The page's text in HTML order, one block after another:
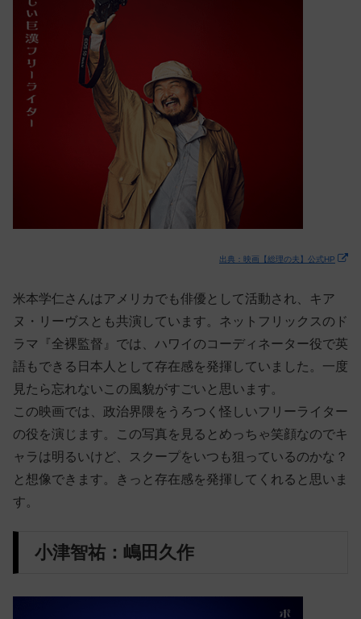
出典：映画【総理の夫】公式HP
米本学仁さんはアメリカでも俳優として活動され、キア
ヌ・リーヴスとも共演しています。ネットフリックスのド
ラマ『全裸監督』では、ハワイのコーディネーター役で英
語もできる日本人として存在感を発揮していました。一度
見たら忘れないこの風貌がすごいと思います。
この映画では、政治界隈をうろつく怪しいフリーライター
の役を演じます。この写真を見るとめっちゃ笑顔なのでキ
ャラは明るいけど、スクープをいつも狙っているのかな？
と想像できます。きっと存在感を発揮してくれると思いま
す。
小津智祐：嶋田久作